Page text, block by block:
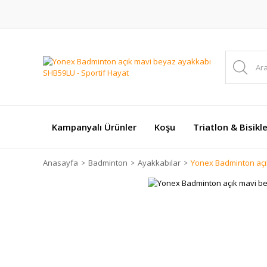
Kampanyalı Ürünler Koşu Triatlon &
Anasayfa Badminton Ayakkabılar Yonex Badminton